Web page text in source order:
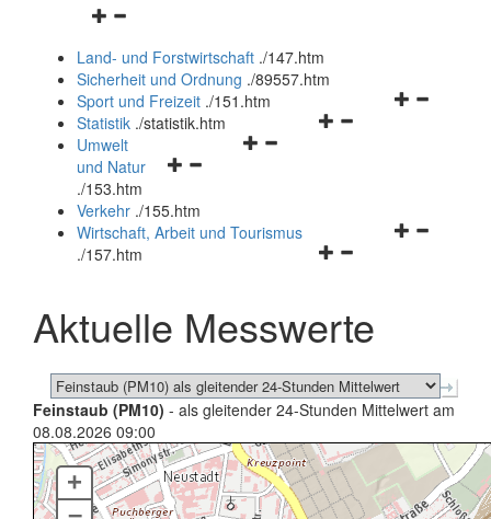
Navigationsmenü
und
schließen
Land- und Forstwirtschaft ./147.htm
Sicherheit und Ordnung ./89557.htm
Navigationsmenü
Sport und Freizeit ./151.htm
Navigationsmenü
Statistik ./statistik.htm
Navigationsmenü
und
schließen
Umwelt
und Natur
./153.htm
Verkehr ./155.htm
Navigationsmenü
schließen
Wirtschaft, Arbeit und Tourismus
./157.htm
Aktuelle Messwerte
Feinstaub (PM10) - als gleitender 24-Stunden Mittelwert am
08.08.2026 09:00
+